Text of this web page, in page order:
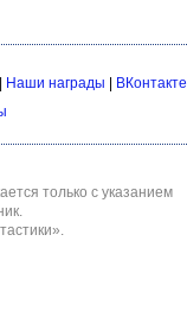
| Наши награды | ВКонтакте
только с указанием